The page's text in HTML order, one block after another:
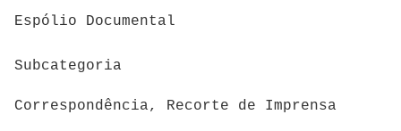
Espólio Documental
Subcategoria
Correspondência, Recorte de Imprensa